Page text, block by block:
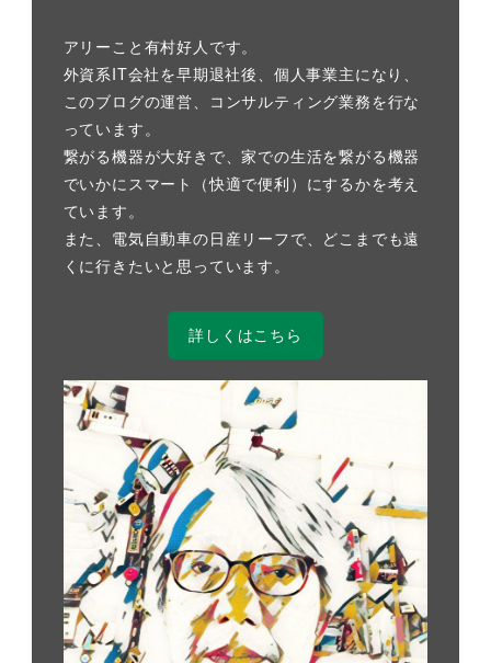
アリーこと有村好人です。
外資系IT会社を早期退社後、個人事業主になり、
このブログの運営、コンサルティング業務を行な
っています。
繋がる機器が大好きで、家での生活を繋がる機器
でいかにスマート（快適で便利）にするかを考え
ています。
また、電気自動車の日産リーフで、どこまでも遠
くに行きたいと思っています。
詳しくはこちら